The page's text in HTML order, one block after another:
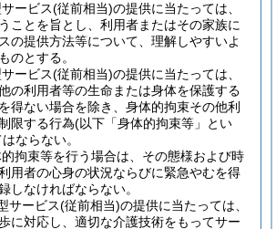
ービス(従前相当)の提供に当たっては、
ことを旨とし、利用者またはその家族に
の提供方法等について、理解しやすいよ
のとする。
ービス(従前相当)の提供に当たっては、
の利用者等の生命または身体を保護する
得ない場合を除き、身体的拘束その他利
限する行為(以下「身体的拘束等」とい
ならない。
拘束等を行う場合は、その態様および時
用者の心身の状況ならびに緊急やむを得
しなければならない。
サービス(従前相当)の提供に当たっては、
に対応し、適切な介護技術をもってサー